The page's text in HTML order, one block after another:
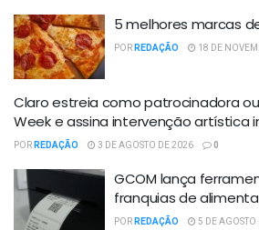
5 melhores marcas
PORREDAÇÃO 18 DE
Claro estreia como patrocinadora
Week e assina intervenção artística
PORREDAÇÃO 3 DE AGOSTO DE 2026 0
GCOM lança
franquias de
PORREDAÇÃO 5 DE